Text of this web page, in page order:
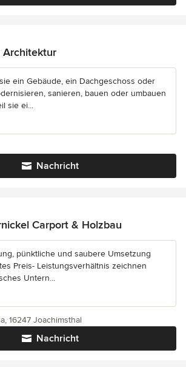
Architektur
ein Gebäude, ein Dachgeschoss oder
sanieren, bauen oder umbauen
sie ei...
Nachricht
Carport & Holzbau
pünktliche und saubere Umsetzung
Preis- Leistungsverhältnis zeichnen
Untern...
Nachricht
16247 Joachimsthal